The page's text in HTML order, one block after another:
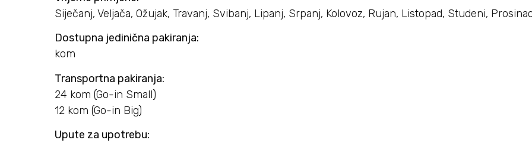
Siječanj, Veljača, Ožujak, Travanj, Svibanj, Lipanj, Srpanj, Kolovoz, Rujan, Listopad, Studeni,
Dostupna jedinična pakiranja:
kom
Transportna pakiranja:
24 kom (Go-in Small)
12 kom (Go-in Big)
Upute za upotrebu: